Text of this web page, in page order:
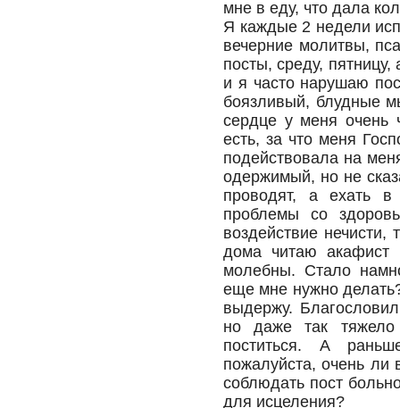
мне в еду, что дала
Я каждые 2 недели
вечерние молитвы,
посты, среду,
и я часто нарушаю
боязливый, блудные
сердце у меня
есть, за что меня
подействовала на
одержимый, но не
проводят, а ехать в
проблемы со
воздействие
дома читаю акафист
молебны. Стало
еще мне нужно
выдержу.
но даже так
поститься. А
пожалуйста, очень ли
соблюдать пост
для исцеления?